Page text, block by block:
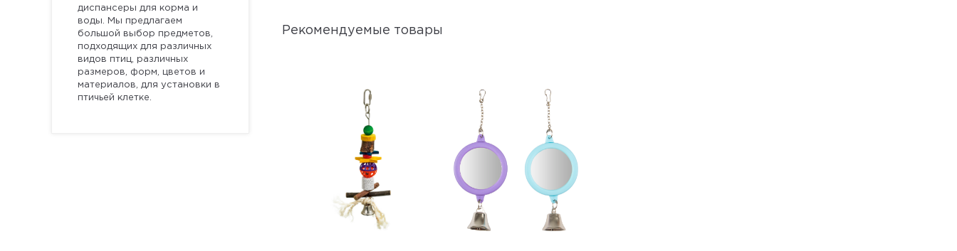
диспансеры для корма и
воды. Мы предлагаем
большой выбор предметов,
подходящих для различных
видов птиц, различных
размеров, форм, цветов и
материалов, для установки в
птичьей клетке.
Рекомендуемые товары